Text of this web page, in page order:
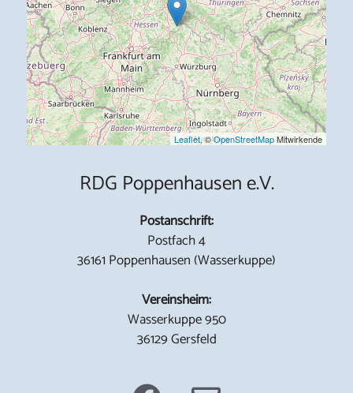
Leaflet, ©OpenStreetMapMitwirkende
RDG Poppenhausen e.V.
Postanschrift:
Postfach 4
36161 Poppenhausen (Wasserkuppe)
Vereinsheim:
Wasserkuppe 950
36129 Gersfeld